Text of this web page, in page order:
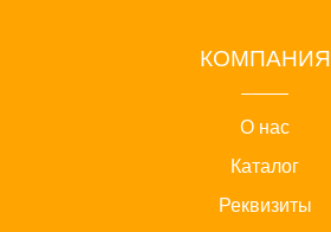
КОМПАНИЯ
О нас
Каталог
Реквизиты